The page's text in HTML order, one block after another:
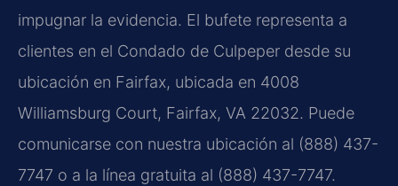
impugnar la evidencia. El bufete representa a
clientes en el Condado de Culpeper desde su
ubicación en Fairfax, ubicada en 4008
Williamsburg Court, Fairfax, VA 22032. Puede
comunicarse con nuestra ubicación al (888) 437-
7747 o a la línea gratuita al (888) 437-7747.